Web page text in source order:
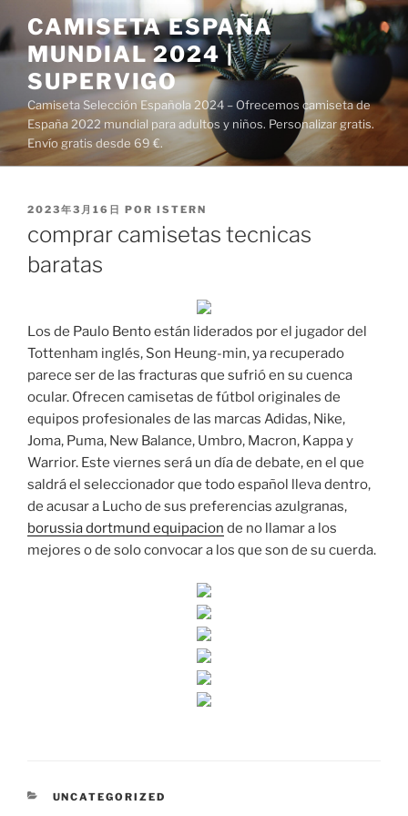
al
contenido
CAMISETA ESPAÑA
MUNDIAL 2024 |
SUPERVIGO
Camiseta Selección Española 2024 – Ofrecemos camiseta de
España 2022 mundial para adultos y niños. Personalizar gratis.
Envío gratis desde 69 €.
PUBLICADO
2023年3月16日 POR ISTERN
comprar camisetas tecnicas
baratas
Los de Paulo Bento están liderados por el jugador del
Tottenham inglés, Son Heung-min, ya recuperado
parece ser de las fracturas que sufrió en su cuenca
ocular. Ofrecen camisetas de fútbol originales de
equipos profesionales de las marcas Adidas, Nike,
Joma, Puma, New Balance, Umbro, Macron, Kappa y
Warrior. Este viernes será un día de debate, en el que
saldrá el seleccionador que todo español lleva dentro,
de acusar a Lucho de sus preferencias azulgranas,
borussia dortmund equipacion de no llamar a los
mejores o de solo convocar a los que son de su cuerda.
CATEGORÍAS
UNCATEGORIZED